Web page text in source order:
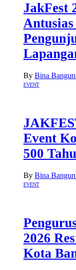
JakFest
By Bina
EVENT
Event
500
By Bina
EVENT
2026
Kota